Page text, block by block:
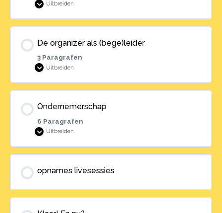
Uitbreiden
Gesprekstechnieken
De organizer als (bege)leider
3 Paragrafen
Uitbreiden
De
als
(bege)leider
Ondernemerschap
6 Paragrafen
Uitbreiden
Ondernemerschap
opnames livesessies